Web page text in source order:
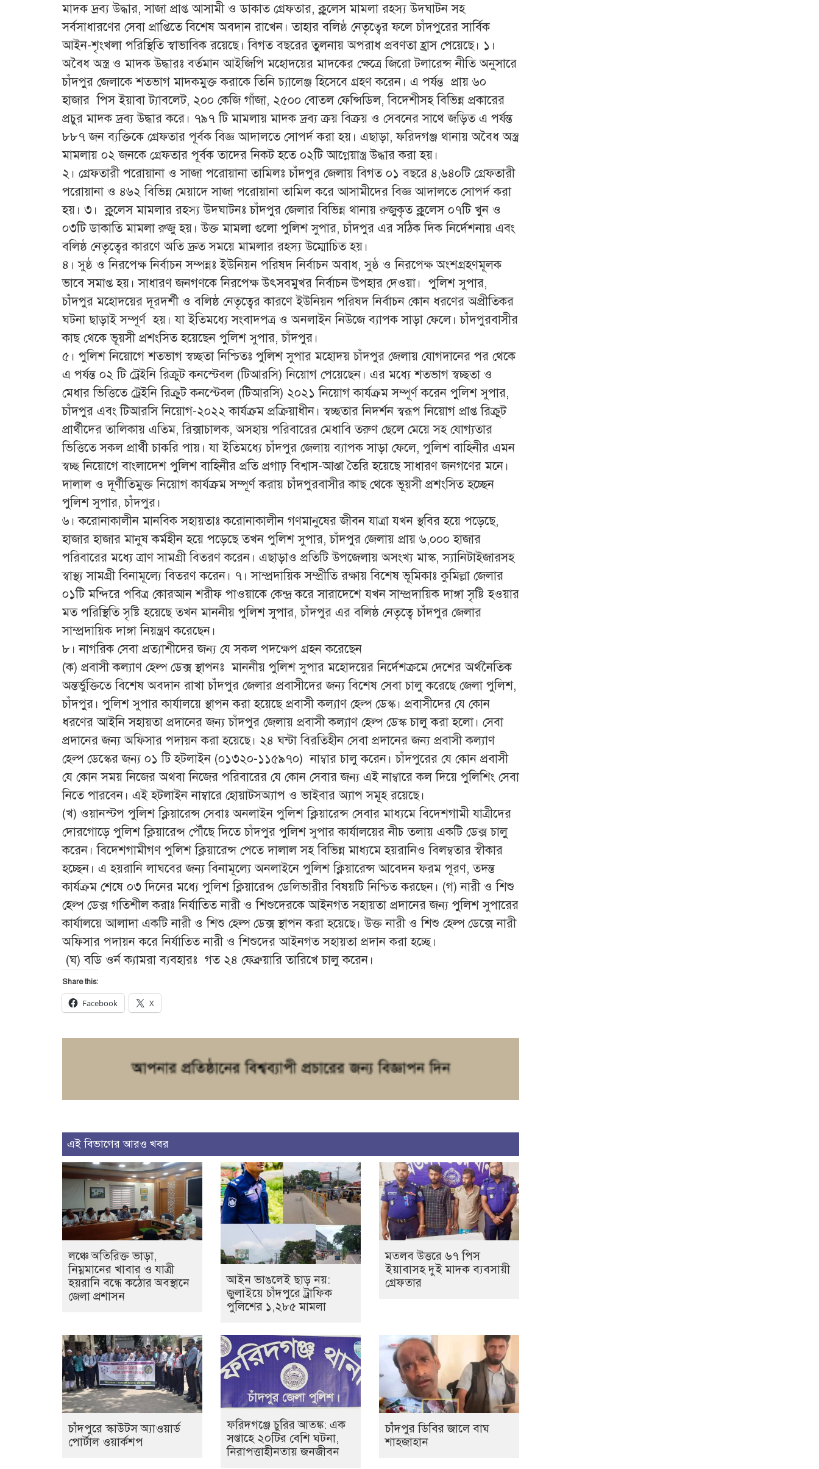
মাদক দ্রব্য উদ্ধার, সাজা প্রাপ্ত আসামী ও ডাকাত গ্রেফতার, ক্লুলেস মামলা রহস্য উদঘাটন সহ
সর্বসাধারণের সেবা প্রাপ্তিতে বিশেষ অবদান রাখেন। তাহার বলিষ্ঠ নেতৃত্বের ফলে চাঁদপুরের সার্বিক
আইন-শৃংখলা পরিস্থিতি স্বাভাবিক রয়েছে। বিগত বছরের তুলনায় অপরাধ প্রবণতা হ্রাস পেয়েছে। ১।
অবৈধ অস্ত্র ও মাদক উদ্ধারঃ বর্তমান আইজিপি মহোদয়ের মাদকের ক্ষেত্রে জিরো টলারেন্স নীতি অনুসারে
চাঁদপুর জেলাকে শতভাগ মাদকমুক্ত করাকে তিনি চ্যালেঞ্জ হিসেবে গ্রহণ করেন। এ পর্যন্ত প্রায় ৬০
হাজার পিস ইয়াবা ট্যাবলেট, ২০০ কেজি গাঁজা, ২৫০০ বোতল ফেন্সিডিল, বিদেশীসহ বিভিন্ন প্রকারের
প্রচুর মাদক দ্রব্য উদ্ধার করে। ৭৯৭ টি মামলায় মাদক দ্রব্য ক্রয় বিক্রয় ও সেবনের সাথে জড়িত এ পর্যন্ত
৮৮৭ জন ব্যক্তিকে গ্রেফতার পূর্বক বিজ্ঞ আদালতে সোপর্দ করা হয়। এছাড়া, ফরিদগঞ্জ থানায় অবৈধ অস্ত্র
মামলায় ০২ জনকে গ্রেফতার পূর্বক তাদের নিকট হতে ০২টি আগ্নেয়াস্ত্র উদ্ধার করা হয়।
২। গ্রেফতারী পরোয়ানা ও সাজা পরোয়ানা তামিলঃ চাঁদপুর জেলায় বিগত ০১ বছরে ৪,৬৪০টি গ্রেফতারী
পরোয়ানা ও ৪৬২ বিভিন্ন মেয়াদে সাজা পরোয়ানা তামিল করে আসামীদের বিজ্ঞ আদালতে সোপর্দ করা
হয়। ৩। ক্লুলেস মামলার রহস্য উদঘাটনঃ চাঁদপুর জেলার বিভিন্ন থানায় রুজুকৃত ক্লুলেস ০৭টি খুন ও
০৩টি ডাকাতি মামলা রুজু হয়। উক্ত মামলা গুলো পুলিশ সুপার, চাঁদপুর এর সঠিক দিক নির্দেশনায় এবং
বলিষ্ঠ নেতৃত্বের কারণে অতি দ্রুত সময়ে মামলার রহস্য উম্মোচিত হয়।
৪। সুষ্ঠ ও নিরপেক্ষ নির্বাচন সম্পন্নঃ ইউনিয়ন পরিষদ নির্বাচন অবাধ, সুষ্ঠ ও নিরপেক্ষ অংশগ্রহণমূলক
ভাবে সমাপ্ত হয়। সাধারণ জনগণকে নিরপেক্ষ উৎসবমুখর নির্বাচন উপহার দেওয়া। পুলিশ সুপার,
চাঁদপুর মহোদয়ের দূরদর্শী ও বলিষ্ঠ নেতৃত্বের কারণে ইউনিয়ন পরিষদ নির্বাচন কোন ধরণের অপ্রীতিকর
ঘটনা ছাড়াই সম্পূর্ণ হয়। যা ইতিমধ্যে সংবাদপত্র ও অনলাইন নিউজে ব্যাপক সাড়া ফেলে। চাঁদপুরবাসীর
কাছ থেকে ভূয়সী প্রশংসিত হয়েছেন পুলিশ সুপার, চাঁদপুর।
৫। পুলিশ নিয়োগে শতভাগ স্বচ্ছতা নিশ্চিতঃ পুলিশ সুপার মহোদয় চাঁদপুর জেলায় যোগদানের পর থেকে
এ পর্যন্ত ০২ টি ট্রেইনি রিক্রুট কনস্টেবল (টিআরসি) নিয়োগ পেয়েছেন। এর মধ্যে শতভাগ স্বচ্ছতা ও
মেধার ভিত্তিতে ট্রেইনি রিক্রুট কনস্টেবল (টিআরসি) ২০২১ নিয়োগ কার্যক্রম সম্পূর্ণ করেন পুলিশ সুপার,
চাঁদপুর এবং টিআরসি নিয়োগ-২০২২ কার্যক্রম প্রক্রিয়াধীন। স্বচ্ছতার নিদর্শন স্বরূপ নিয়োগ প্রাপ্ত রিক্রুট
প্রার্থীদের তালিকায় এতিম, রিক্সাচালক, অসহায় পরিবারের মেধাবি তরুণ ছেলে মেয়ে সহ যোগ্যতার
ভিত্তিতে সকল প্রার্থী চাকরি পায়। যা ইতিমধ্যে চাঁদপুর জেলায় ব্যাপক সাড়া ফেলে, পুলিশ বাহিনীর এমন
স্বচ্ছ নিয়োগে বাংলাদেশ পুলিশ বাহিনীর প্রতি প্রগাঢ় বিশ্বাস-আস্তা তৈরি হয়েছে সাধারণ জনগণের মনে।
দালাল ও দূর্ণীতিমুক্ত নিয়োগ কার্যক্রম সম্পূর্ণ করায় চাঁদপুরবাসীর কাছ থেকে ভূয়সী প্রশংসিত হচ্ছেন
পুলিশ সুপার, চাঁদপুর।
৬। করোনাকালীন মানবিক সহায়তাঃ করোনাকালীন গণমানুষের জীবন যাত্রা যখন স্থবির হয়ে পড়েছে,
হাজার হাজার মানুষ কর্মহীন হয়ে পড়েছে তখন পুলিশ সুপার, চাঁদপুর জেলায় প্রায় ৬,০০০ হাজার
পরিবারের মধ্যে ত্রাণ সামগ্রী বিতরণ করেন। এছাড়াও প্রতিটি উপজেলায় অসংখ্য মাস্ক, স্যানিটাইজারসহ
স্বাস্থ্য সামগ্রী বিনামূল্যে বিতরণ করেন। ৭। সাম্প্রদায়িক সম্প্রীতি রক্ষায় বিশেষ ভূমিকাঃ কুমিল্লা জেলার
০১টি মন্দিরে পবিত্র কোরআন শরীফ পাওয়াকে কেন্দ্র করে সারাদেশে যখন সাম্প্রদায়িক দাঙ্গা সৃষ্টি হওয়ার
মত পরিস্থিতি সৃষ্টি হয়েছে তখন মাননীয় পুলিশ সুপার, চাঁদপুর এর বলিষ্ঠ নেতৃত্বে চাঁদপুর জেলার
সাম্প্রদায়িক দাঙ্গা নিয়ন্ত্রণ করেছেন।
৮। নাগরিক সেবা প্রত্যাশীদের জন্য যে সকল পদক্ষেপ গ্রহন করেছেন
(ক) প্রবাসী কল্যাণ হেল্প ডেক্স স্থাপনঃ মাননীয় পুলিশ সুপার মহোদয়ের নির্দেশক্রমে দেশের অর্থনৈতিক
অন্তর্ভুক্তিতে বিশেষ অবদান রাখা চাঁদপুর জেলার প্রবাসীদের জন্য বিশেষ সেবা চালু করেছে জেলা পুলিশ,
চাঁদপুর। পুলিশ সুপার কার্যালয়ে স্থাপন করা হয়েছে প্রবাসী কল্যাণ হেল্প ডেস্ক। প্রবাসীদের যে কোন
ধরণের আইনি সহায়তা প্রদানের জন্য চাঁদপুর জেলায় প্রবাসী কল্যাণ হেল্প ডেস্ক চালু করা হলো। সেবা
প্রদানের জন্য অফিসার পদায়ন করা হয়েছে। ২৪ ঘন্টা বিরতিহীন সেবা প্রদানের জন্য প্রবাসী কল্যাণ
হেল্প ডেস্কের জন্য ০১ টি হটলাইন (০১৩২০-১১৫৯৭০) নাম্বার চালু করেন। চাঁদপুরের যে কোন প্রবাসী
যে কোন সময় নিজের অথবা নিজের পরিবারের যে কোন সেবার জন্য এই নাম্বারে কল দিয়ে পুলিশিং সেবা
নিতে পারবেন। এই হটলাইন নাম্বারে হোয়াটসঅ্যাপ ও ভাইবার অ্যাপ সমূহ রয়েছে।
(খ) ওয়ানস্টপ পুলিশ ক্লিয়ারেন্স সেবাঃ অনলাইন পুলিশ ক্লিয়ারেন্স সেবার মাধ্যমে বিদেশগামী যাত্রীদের
দোরগোড়ে পুলিশ ক্লিয়ারেন্স পৌঁছে দিতে চাঁদপুর পুলিশ সুপার কার্যালয়ের নীচ তলায় একটি ডেক্স চালু
করেন। বিদেশগামীগণ পুলিশ ক্লিয়ারেন্স পেতে দালাল সহ বিভিন্ন মাধ্যমে হয়রানিও বিলম্বতার স্বীকার
হচ্ছেন। এ হয়রানি লাঘবের জন্য বিনামূল্যে অনলাইনে পুলিশ ক্লিয়ারেন্স আবেদন ফরম পূরণ, তদন্ত
কার্যক্রম শেষে ০৩ দিনের মধ্যে পুলিশ ক্লিয়ারেন্স ডেলিভারীর বিষয়টি নিশ্চিত করছেন। (গ) নারী ও শিশু
হেল্প ডেক্স গতিশীল করাঃ নির্যাতিত নারী ও শিশুদেরকে আইনগত সহায়তা প্রদানের জন্য পুলিশ সুপারের
কার্যালয়ে আলাদা একটি নারী ও শিশু হেল্প ডেক্স স্থাপন করা হয়েছে। উক্ত নারী ও শিশু হেল্প ডেক্সে নারী
অফিসার পদায়ন করে নির্যাতিত নারী ও শিশুদের আইনগত সহায়তা প্রদান করা হচ্ছে।
(ঘ) বডি ওর্ন ক্যামরা ব্যবহারঃ গত ২৪ ফেব্রুয়ারি তারিখে চালু করেন।
Share this:
Facebook X
এই বিভাগের আরও খবর
লঞ্চে অতিরিক্ত ভাড়া,
নিম্নমানের খাবার ও যাত্রী
হয়রানি বন্ধে কঠোর অবস্থানে
জেলা প্রশাসন
আইন ভাঙলেই ছাড় নয়:
জুলাইয়ে চাঁদপুরে ট্রাফিক
পুলিশের ১,২৮৫ মামলা
মতলব উত্তরে ৬৭ পিস
ইয়াবাসহ দুই মাদক ব্যবসায়ী
গ্রেফতার
চাঁদপুরে স্কাউটস অ্যাওয়ার্ড
পোর্টাল ওয়ার্কশপ
ফরিদগঞ্জে চুরির আতঙ্ক: এক
সপ্তাহে ২০টির বেশি ঘটনা,
নিরাপত্তাহীনতায় জনজীবন
চাঁদপুর ডিবির জালে বাঘ
শাহজাহান